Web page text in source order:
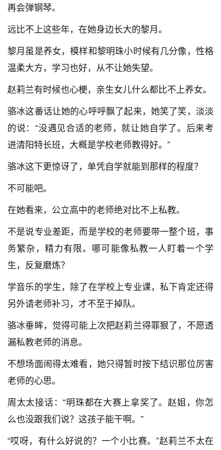
再会弹钢琴。
远比不上这些年，在她身边长大的黎月。
黎月虽是养女，模样和黎明珠小时候有几分像，性格
温柔大方，学习也好，从不让她失望。
赵莉兰有时候也心梗，亲生女儿什么都比不上养女。
骆冰这番话让她的心呼呼飘了起来，她笑了笑，淡淡
的说：“没遇见合适的老师，就让她自学了。后来考
进清阳特长班，大概是学校老师教得好。”
骆冰这下更惊讶了，单凭自学就能到那样的程度？
不可能吧。
在她看来，公立高中的老师绝对比不上私教。
不是说专业差距，而是学校的老师要带一整个班，事
务繁杂，精力有限。哪可能像私教一人盯着一个学
生，反复磨炼？
学音乐的学生，除了在学校上专业课，私下肯定还得
另外请老师补习，才不至于掉队。
骆冰垂眸，觉得可能上次把赵莉兰得罪狠了，不愿透
漏私教老师的消息。
不想场面闹得太难看，她只得暂时按下结识那位厉害
老师的心思。
周太太接话：“明珠都在大赛上拿奖了。赵姐，你怎
么也没跟我们说？这孩子能干啊。”
“哎呀，有什么好说的？一个小比赛。”赵莉兰不太在